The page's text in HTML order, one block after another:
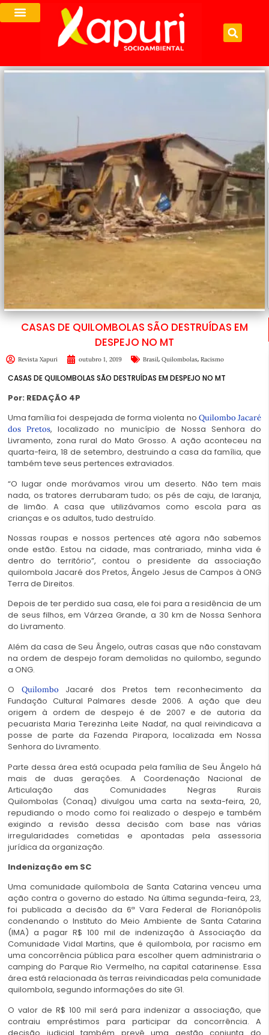
CASAS DE QUILOMBOLAS SÃO DESTRUÍDAS EM
DESPEJO NO MT
Revista Xapuri outubro 1, 2019 Brasil, Quilombolas, Racismo
CASAS DE QUILOMBOLAS SÃO DESTRUÍDAS EM DESPEJO NO MT
Por: REDAÇÃO 4P
Uma família foi despejada de forma violenta no Quilombo Jacaré
dos Pretos, localizado no município de Nossa Senhora do
Livramento, zona rural do Mato Grosso. A ação aconteceu na
quarta-feira, 18 de setembro, destruindo a casa da família, que
também teve seus pertences extraviados.
“O lugar onde morávamos virou um deserto. Não tem mais
nada, os tratores derrubaram tudo; os pés de caju, de laranja,
de limão. A casa que utilizávamos como escola para as
crianças e os adultos, tudo destruído.
Nossas roupas e nossos pertences até agora não sabemos
onde estão. Estou na cidade, mas contrariado, minha vida é
dentro do território”, contou o presidente da associação
quilombola Jacaré dos Pretos, Ângelo Jesus de Campos à ONG
Terra de Direitos.
Depois de ter perdido sua casa, ele foi para a residência de um
de seus filhos, em Várzea Grande, a 30 km de Nossa Senhora
do Livramento.
Além da casa de Seu Ângelo, outras casas que não constavam
na ordem de despejo foram demolidas no quilombo, segundo
a ONG.
O Quilombo Jacaré dos Pretos tem reconhecimento da
Fundação Cultural Palmares desde 2006. A ação que deu
origem à ordem de despejo é de 2007 e de autoria da
pecuarista Maria Terezinha Leite Nadaf, na qual reivindicava a
posse de parte da Fazenda Pirapora, localizada em Nossa
Senhora do Livramento.
Parte dessa área está ocupada pela família de Seu Ângelo há
mais de duas gerações. A Coordenação Nacional de
Articulação das Comunidades Negras Rurais
Quilombolas (Conaq) divulgou uma carta na sexta-feira, 20,
repudiando o modo como foi realizado o despejo e também
exigindo a revisão dessa decisão com base nas várias
irregularidades cometidas e apontadas pela assessoria
jurídica da organização.
Indenização em SC
Uma comunidade quilombola de Santa Catarina venceu uma
ação contra o governo do estado. Na última segunda-feira, 23,
foi publicada a decisão da 6ª Vara Federal de Florianópolis
condenando o Instituto do Meio Ambiente de Santa Catarina
(IMA) a pagar R$ 100 mil de indenização à Associação da
Comunidade Vidal Martins, que é quilombola, por racismo em
uma concorrência pública para escolher quem administraria o
camping do Parque Rio Vermelho, na capital catarinense. Essa
área está relacionada às terras reivindicadas pela comunidade
quilombola, segundo informações do site G1.
O valor de R$ 100 mil será para indenizar a associação, que
contraiu empréstimos para participar da concorrência. A